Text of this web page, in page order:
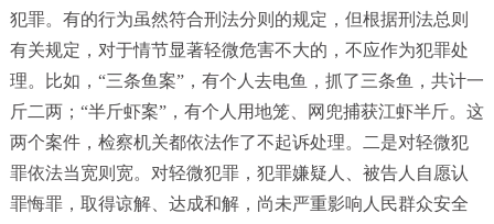
犯罪。有的行为虽然符合刑法分则的规定，但根据刑法总则
有关规定，对于情节显著轻微危害不大的，不应作为犯罪处
理。比如，“三条鱼案”，有个人去电鱼，抓了三条鱼，共计一
斤二两；“半斤虾案”，有个人用地笼、网兜捕获江虾半斤。这
两个案件，检察机关都依法作了不起诉处理。二是对轻微犯
罪依法当宽则宽。对轻微犯罪，犯罪嫌疑人、被告人自愿认
罪悔罪，取得谅解、达成和解，尚未严重影响人民群众安全